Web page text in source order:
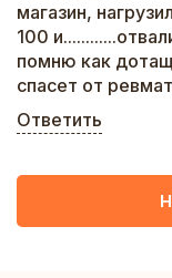
магазин,
100
помню как
спасет от
Ответить